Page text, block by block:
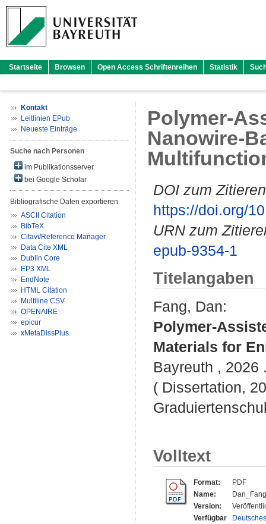
Startseite Browsen Open Access Schriftenreihen Statistik
Kontakt
Leitlinien EPub
Neueste Einträge
Suche nach Personen
im Publikationsserver
bei Google Scholar
Bibliografische Daten exportieren
ASCII Citation
BibTeX
Citavi/Reference Manager
Data Cite XML
Dublin Core
EP3 XML
EndNote
HTML Citation
Multiline CSV
OPENAIRE
epicur
xMetaDissPlus
Polymer-
Nanowire-
DOI zum
https://doi.org/
URN zum
epub-9354-1
Titelangaben
Fang, Dan:
Polymer-
Materials for
Bayreuth , 2026
( Dissertation,
Volltext
Format:
PDF
Name:
Version:
Verfügbar